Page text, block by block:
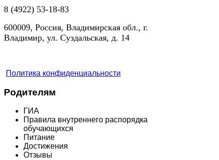
8 (4922) 53-18-83
600009, Россия, Владимирская обл., г.
Владимир, ул. Суздальская, д. 14
Политика конфиденциальности
Родителям
ГИА
Правила внутреннего распорядка
обучающихся
Питание
Достижения
Отзывы